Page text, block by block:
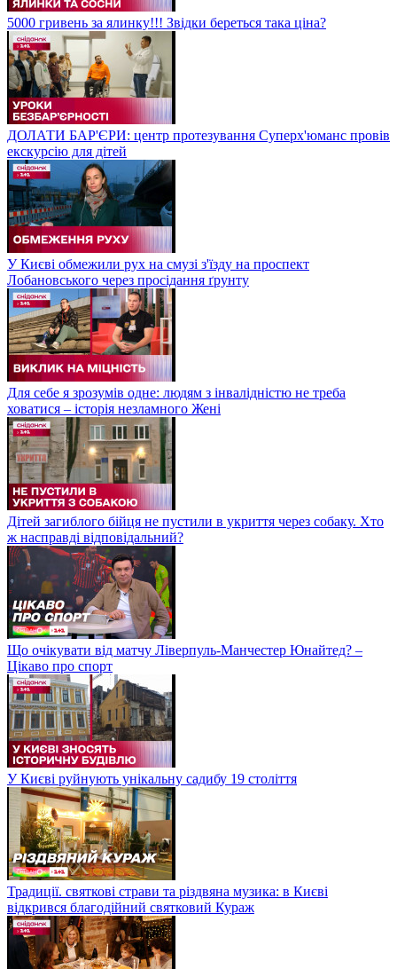
5000 гривень за ялинку!!! Звідки береться така ціна?
ДОЛАТИ БАР'ЄРИ: центр протезування Суперх'юманс провів
екскурсію для дітей
У Києві обмежили рух на смузі з'їзду на проспект
Лобановського через просідання ґрунту
Для себе я зрозумів одне: людям з інвалідністю не треба
ховатися – історія незламного Жені
Дітей загиблого бійця не пустили в укриття через собаку. Хто
ж насправді відповідальний?
Що очікувати від матчу Ліверпуль-Манчестер Юнайтед? –
Цікаво про спорт
У Києві руйнують унікальну садибу 19 століття
Традиції. святкові страви та різдвяна музика: в Києві
відкрився благодійний святковий Кураж